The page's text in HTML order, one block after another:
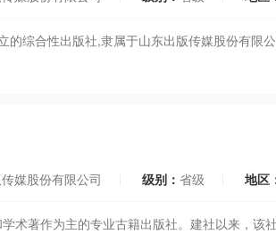
综合性出版社,隶属于山东出版传媒股份有限
媒股份有限公司 级别： 省级 地区
术著作为主的专业古籍出版社。建社以来，